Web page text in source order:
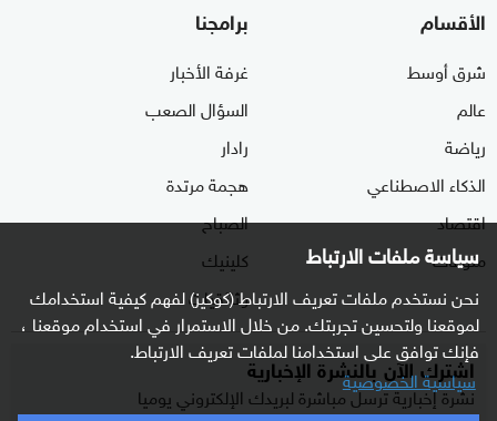
سياسة ملفات الارتباط
نحن نستخدم ملفات تعريف الارتباط (كوكيز) لفهم كيفية استخدامك
لموقعنا ولتحسين تجربتك. من خلال الاستمرار في استخدام موقعنا ،
فإنك توافق على استخدامنا لملفات تعريف الارتباط.
سياسية الخصوصية
الأقسام
شرق أوسط
عالم
رياضة
الذكاء الاصطناعي
اقتصاد
منوعات
برامجنا
غرفة الأخبار
السؤال الصعب
رادار
هجمة مرتدة
الصباح
كلينيك
وثائقيات
اشترك الآن بالنشرة الإخبارية
نشرة إخبارية ترسل مباشرة لبريدك الإلكتروني يوميا